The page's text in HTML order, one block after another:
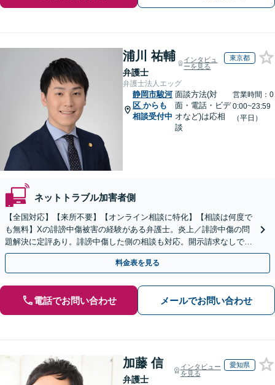
浦川 祐輔
弁護士
インタビュ
ーを見る
東京都
弁護士法人エッグ
静岡市駿河
区 からも
相談受付中
面談方法(対
面・電話・ビデ
オなど)は応相
談
営業時間：0
0:00~23:59
（平日）
ネットトラブル加害者側
【全国対応】【来所不要】【オンライン相談に特化】【相談は何度で
も無料】Xの誹謗中傷被害の経験がある弁護士。炎上／誹謗中傷の問
題解決に定評あり。誹謗中傷した側の相談も対応。開示請求なしで本
人の特定ができる場合もあり。
料金表を見る
電話でお問い合わせ メールでお問い合わせ
加藤 信
弁護士
インタビュー
を見る
愛知県